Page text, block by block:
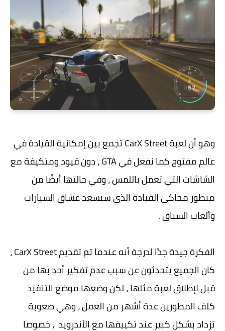
وهو أن لعبة CarX Street تجمع بين إمكانية القيادة في
عالم مفتوح كما نفعل في GTA ، دون قيود ومتكيفة مع
الشاشات التي تعمل باللمس ، وفي حالتها أيضًا من
منظور محاكي القيادة الذي سيسعد عشاق السيارات
وألعاب السباق .
الفكرة جيدة جدًا لدرجة أنه عندما تم تقديم CarX Street ،
كان الجميع يتحدثون عن سبب عدم تفكير أحد بها من
قبل لإطلاق لعبة مثلها ، لكن وضعها موضع التنفيذ
كلف المطورين عدة أشهر من العمل ، وهي صعوبة
تزداد بشكل كبير عند تكييفها مع الأندرويد ، خصوصا